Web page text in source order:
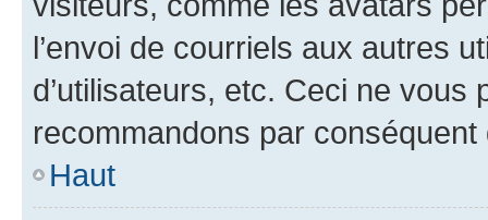
l’envoi de courriels aux autres
d’utilisateurs, etc. Ceci ne vous
recommandons par conséquent
Haut